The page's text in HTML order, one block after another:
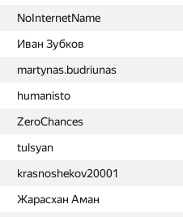
NoInternetName
Иван Зубков
martynas.budriunas
humanisto
ZeroChances
tulsyan
krasnoshekov20001
Жарасхан Аман
eatmore
kunyavskiy
qwerty787788
Ilya
quailty
mitikgr
GyeongGeun Kim
a.shafiee